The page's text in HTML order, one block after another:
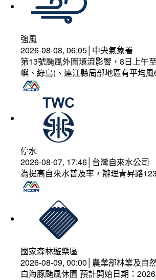
強風
2026-08-08, 06:05│中央氣象署
第13號颱風外圍環流影響，8日上午
嶼、綠島)、連江縣局部地區有平均
停水
2026-08-07, 17:46│台灣自來水公司
為提高自來水普及率，辦理青昇路
國家森林遊樂區
2026-08-09, 00:00│農業部林業及自
白海豚颱風休園 預計開始日期：